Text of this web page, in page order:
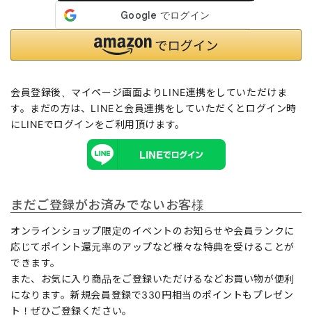
会員登録後、マイページ画面よりLINE連携をしていただけま
す。まだの方は、 LINEと会員連携をしていただくとログイン時
にLINEでログインをご利用頂けます。
まだご登録がお済みでないお客様
オンラインショップ限定のイベントのお知らせや会員ランクに
応じてポイント還元率のアップなど様々な特典を受けることが
できます。
また、お気に入り商品をご登録いただけるなどお買い物が便利
になります。新規会員登録で330円相当のポイントもプレゼン
ト！ぜひご登録ください。